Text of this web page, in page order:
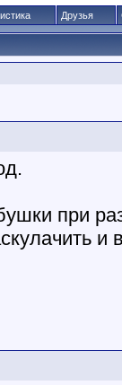
Друзья
при
и